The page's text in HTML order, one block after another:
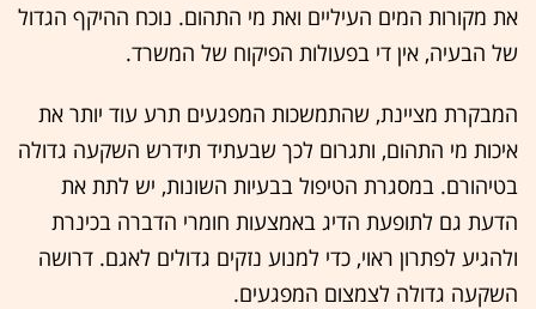
את מקורות המים העיליים ואת מי התהום. נוכח ההיקף הגדול
של הבעיה, אין די בפעולות הפיקוח של המשרד.
המבקרת מציינת, שהתמשכות המפגעים תרע עוד יותר את
איכות מי התהום, ותגרום לכך שבעתיד תידרש השקעה גדולה
בטיהורם. במסגרת הטיפול בבעיות השונות, יש לתת את
הדעת גם לתופעת הדיג באמצעות חומרי הדברה בכינרת
ולהגיע לפתרון ראוי, כדי למנוע נזקים גדולים לאגם. דרושה
השקעה גדולה לצמצום המפגעים.